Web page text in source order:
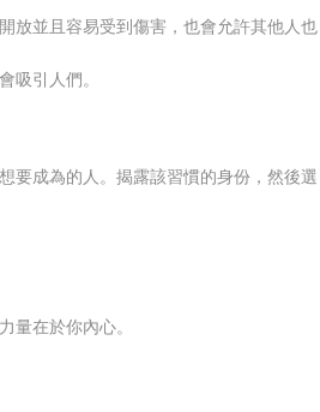
放並且容易受到傷害，也會允許其他人也
吸引人們。
要成為的人。揭露該習慣的身份，然後選
量在於你內心。